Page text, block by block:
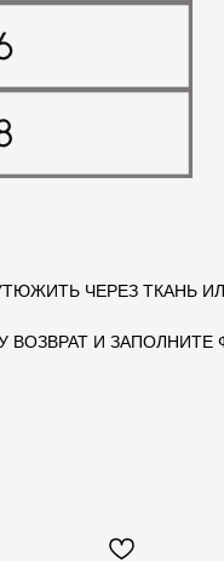
ЧЕРЕЗ ТКАНЬ
ВОЗВРАТ И ЗАПОЛНИТЕ